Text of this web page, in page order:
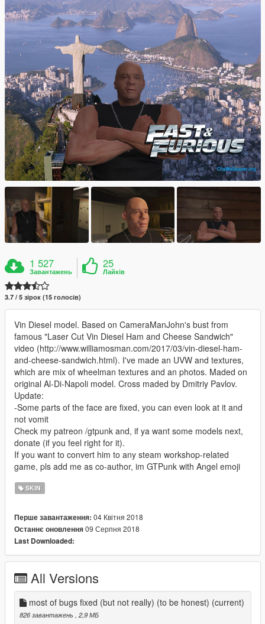
1 527
Завантажень
25
Лайків
3.7 / 5 зірок (15 голосів)
Vin Diesel model. Based on CameraManJohn's bust from
famous "Laser Cut Vin Diesel Ham and Cheese Sandwich"
video (http://www.williamosman.com/2017/03/vin-diesel-ham-
and-cheese-sandwich.html). I've made an UVW and textures,
which are mix of wheelman textures and an photos. Maded on
original Al-Di-Napoli model. Cross maded by Dmitriy Pavlov.
Update:
-Some parts of the face are fixed, you can even look at it and
not vomit
Check my patreon /gtpunk and, if ya want some models next,
donate (if you feel right for it).
If you want to convert him to any steam workshop-related
game, pls add me as co-author, im GTPunk with Angel emoji
SKIN
Перше завантаження: 04 Квітня 2018
Останнє оновлення09 Серпня 2018
Last Downloaded:
All Versions
most of bugs fixed (but not really) (to be honest) (current)
826 завантажень
, 2,9 МБ